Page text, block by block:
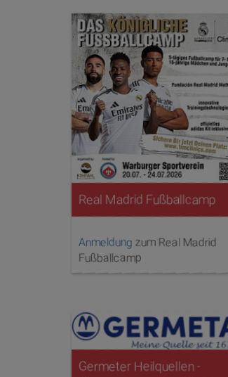
Real Madrid Fußballcamp
Anmeldung zum Real Madrid
Fußballcamp
Germeter Heilquellen -